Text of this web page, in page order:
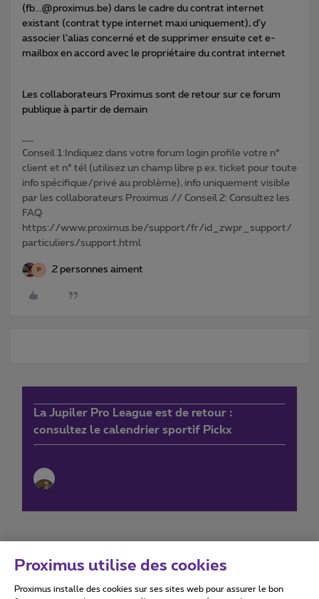
(fb...@proximus.be) dans le cadre du contrat internet
existant (contrat type internet maxi uniquement), d’y
associer l’alias concerné et de supprimer ensuite cet e-
mailbox en accord avec le propriétaire du contrat internet
Les collaborateurs Proximus sont de retour sur ce forum
publique à partir de demain
Conseil 1:Indiquez dans votre forum login profile votre n°
client et n° tél (utilisez un champ libre p.ex. ticket pour toute
info spécifique/privé au problème), info uniquement visible
par les collaborateurs Proximus // Conseil 2: Consultez les
FAQ
https://www.proximus.be/support/fr/id_zwpr_support/
particuliers/support.html
P 2 personnes aiment
La Jupiler Pro League est de retour :
consultez le calendrier sportif Pickx
Proximus utilise des cookies
Proximus installe des cookies sur ses sites web pour assurer le bon